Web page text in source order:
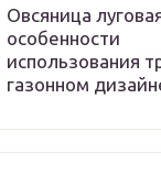
Овсяница
особенности
использования
газонном